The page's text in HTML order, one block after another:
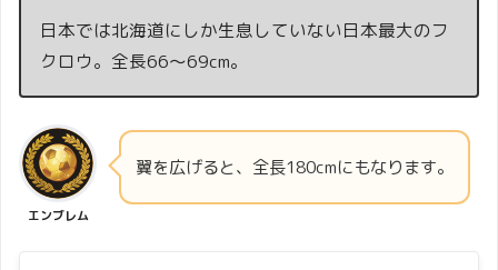
日本では北海道にしか生息していない日本最大のフ
クロウ。全長66～69cm。
エンブレム
翼を広げると、全長180cmにもなります。